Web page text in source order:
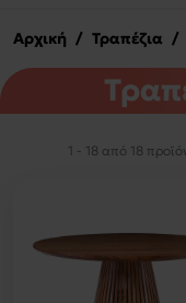
Αρχική / Τραπέζια /
1 - 18 από 18